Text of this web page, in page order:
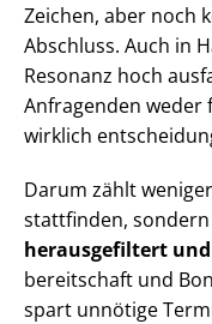
Zeichen, aber noch
Abschluss. Auch in
Resonanz hoch
Anfragenden
wirklich
Darum zählt
stattfinden, sondern
herausgefiltert
be­reit­schaft und
spart unnötige